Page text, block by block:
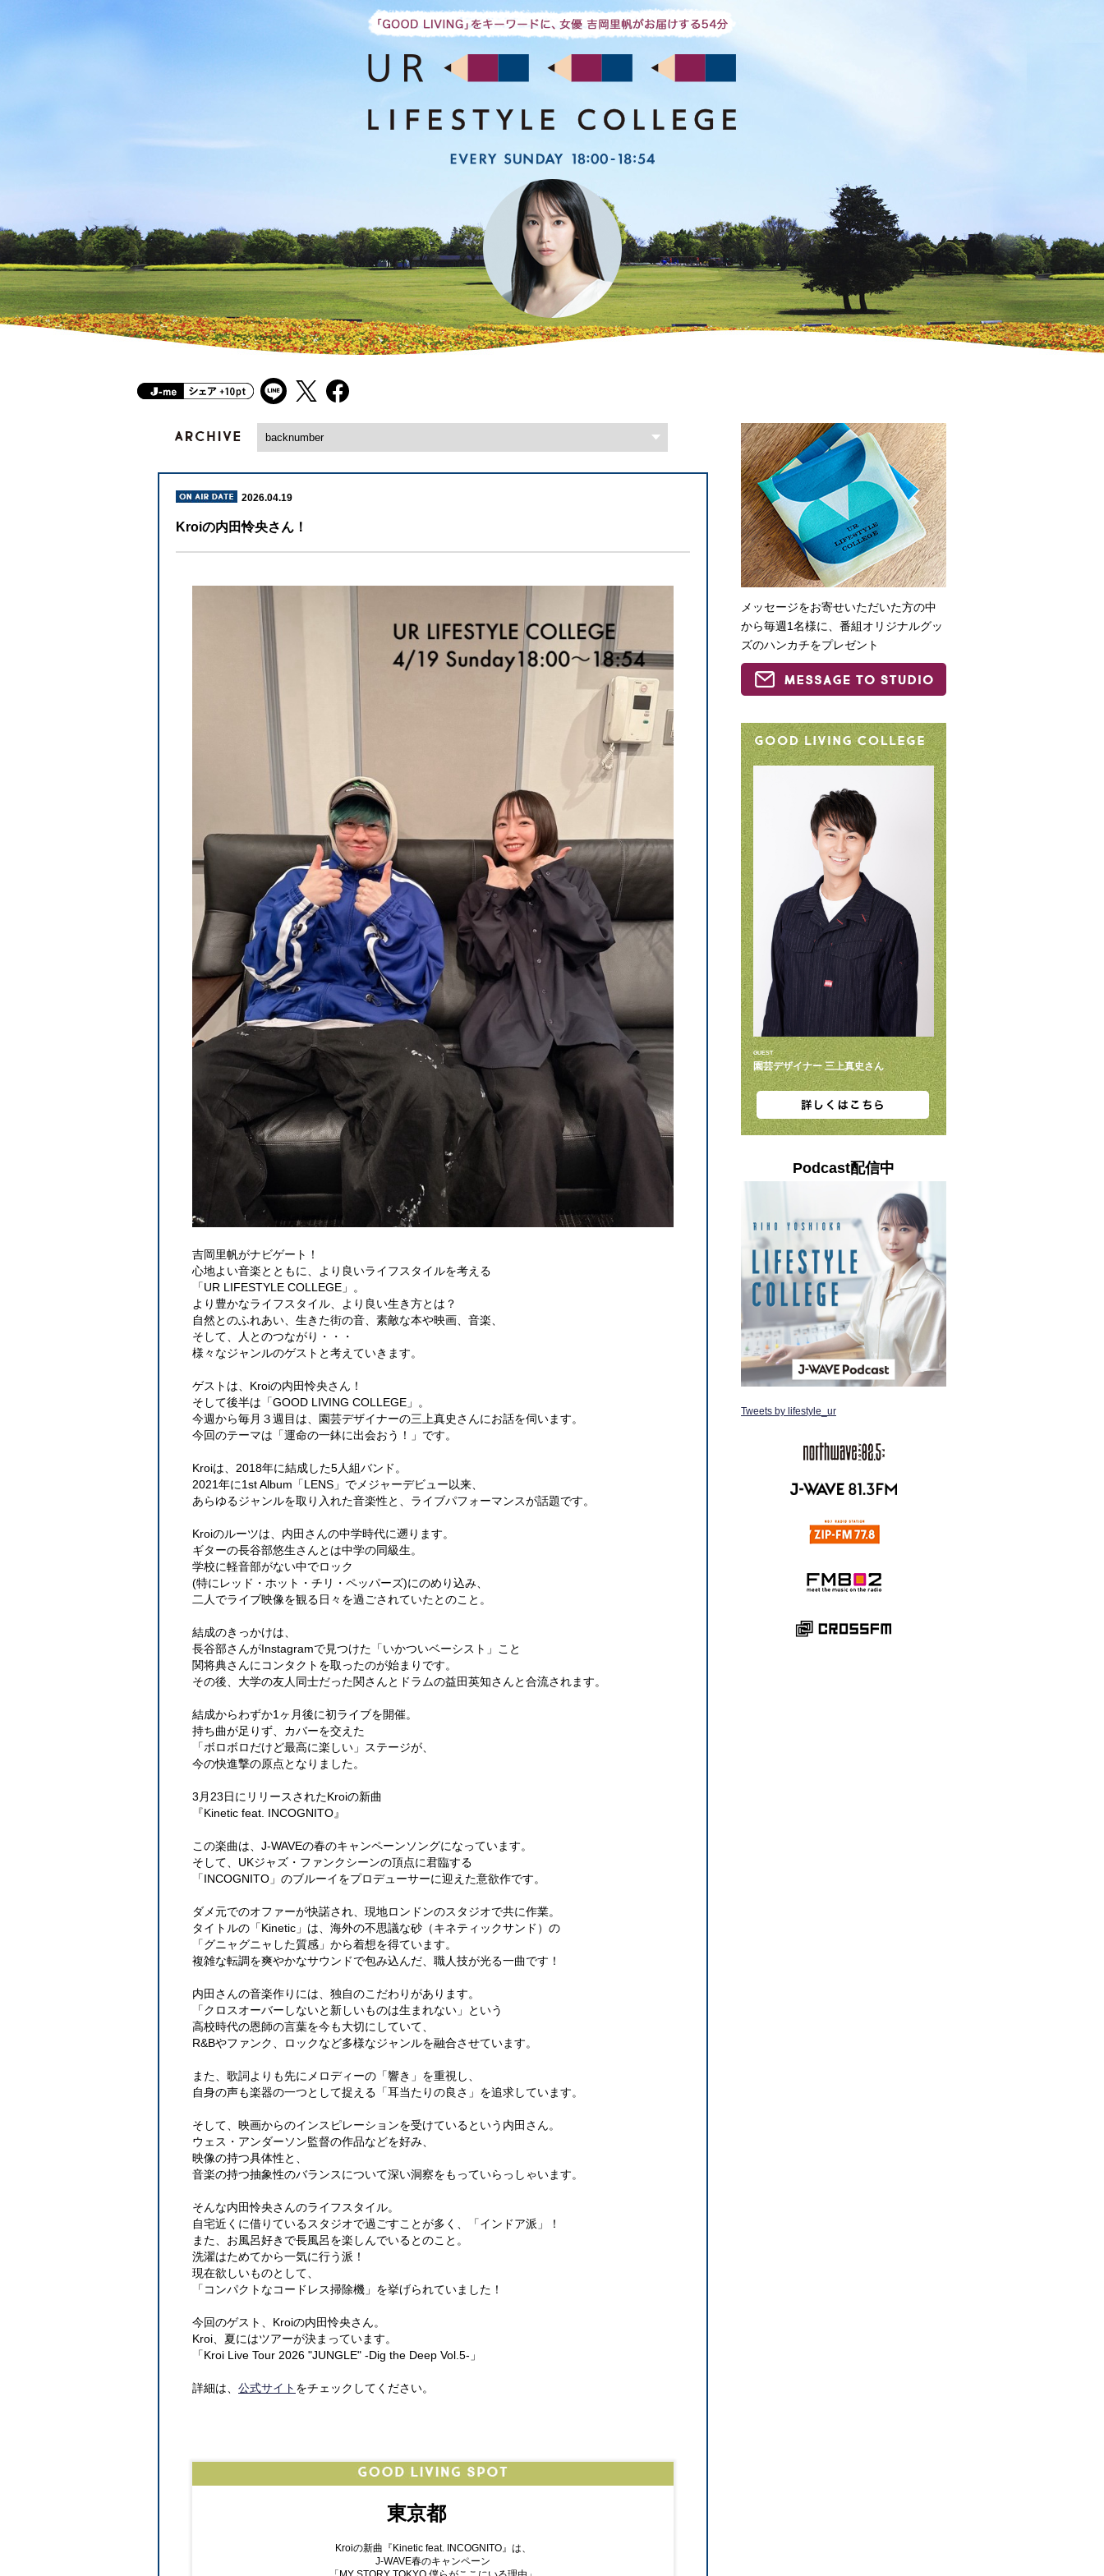
2026.04.19
Kroiの内田怜央さん！
吉岡里帆がナビゲート！
心地よい音楽とともに、より良いライフスタイルを考える
「UR LIFESTYLE COLLEGE」。
より豊かなライフスタイル、より良い生き方とは？
自然とのふれあい、生きた街の音、素敵な本や映画、音楽、
そして、人とのつながり・・・
様々なジャンルのゲストと考えていきます。
ゲストは、Kroiの内田怜央さん！
そして後半は「GOOD LIVING COLLEGE」。
今週から毎月３週目は、園芸デザイナーの三上真史さんにお話を伺います。
今回のテーマは「運命の一鉢に出会おう！」です。
Kroiは、2018年に結成した5人組バンド。
2021年に1st Album「LENS」でメジャーデビュー以来、
あらゆるジャンルを取り入れた音楽性と、ライブパフォーマンスが話題です。
Kroiのルーツは、内田さんの中学時代に遡ります。
ギターの長谷部悠生さんとは中学の同級生。
学校に軽音部がない中でロック
(特にレッド・ホット・チリ・ペッパーズ)にのめり込み、
二人でライブ映像を観る日々を過ごされていたとのこと。
結成のきっかけは、
長谷部さんがInstagramで見つけた「いかついベーシスト」こと
関将典さんにコンタクトを取ったのが始まりです。
その後、大学の友人同士だった関さんとドラムの益田英知さんと合流されます。
結成からわずか1ヶ月後に初ライブを開催。
持ち曲が足りず、カバーを交えた
「ボロボロだけど最高に楽しい」ステージが、
今の快進撃の原点となりました。
3月23日にリリースされたKroiの新曲
『Kinetic feat. INCOGNITO』
この楽曲は、J-WAVEの春のキャンペーンソングになっています。
そして、UKジャズ・ファンクシーンの頂点に君臨する
「INCOGNITO」のブルーイをプロデューサーに迎えた意欲作です。
ダメ元でのオファーが快諾され、現地ロンドンのスタジオで共に作業。
タイトルの「Kinetic」は、海外の不思議な砂（キネティックサンド）の
「グニャグニャした質感」から着想を得ています。
複雑な転調を爽やかなサウンドで包み込んだ、職人技が光る一曲です！
内田さんの音楽作りには、独自のこだわりがあります。
「クロスオーバーしないと新しいものは生まれない」という
高校時代の恩師の言葉を今も大切にしていて、
R&Bやファンク、ロックなど多様なジャンルを融合させています。
また、歌詞よりも先にメロディーの「響き」を重視し、
自身の声も楽器の一つとして捉える「耳当たりの良さ」を追求しています。
そして、映画からのインスピレーションを受けているという内田さん。
ウェス・アンダーソン監督の作品などを好み、
映像の持つ具体性と、
音楽の持つ抽象性のバランスについて深い洞察をもっていらっしゃいます。
そんな内田怜央さんのライフスタイル。
自宅近くに借りているスタジオで過ごすことが多く、「インドア派」！
また、お風呂好きで長風呂を楽しんでいるとのこと。
洗濯はためてから一気に行う派！
現在欲しいものとして、
「コンパクトなコードレス掃除機」を挙げられていました！
今回のゲスト、Kroiの内田怜央さん。
Kroi、夏にはツアーが決まっています。
「Kroi Live Tour 2026 "JUNGLE" -Dig the Deep Vol.5-」
詳細は、 公式サイト をチェックしてください。
東京都
Kroiの新曲『Kinetic feat. INCOGNITO』は、
J-WAVE春のキャンペーン
メッセージをお寄せいただいた方の中
から毎週1名様に、番組オリジナルグッ
ズのハンカチをプレゼント
GUEST
園芸デザイナー 三上真史さん
Podcast配信中
Tweets by lifestyle_ur